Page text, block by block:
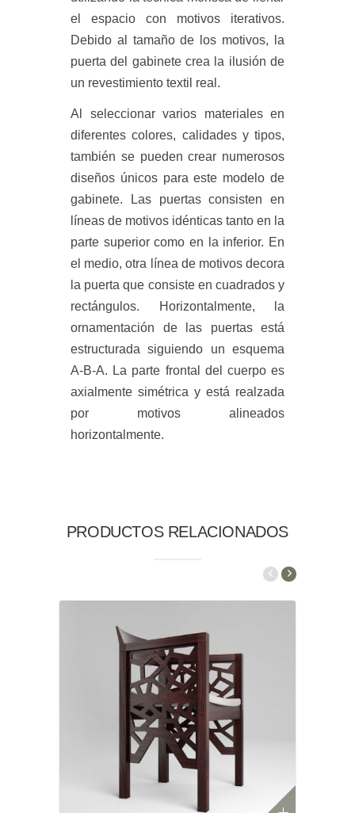
el espacio con motivos iterativos.
Debido al tamaño de los motivos, la
puerta del gabinete crea la ilusión de
un revestimiento textil real.
Al seleccionar varios materiales en
diferentes colores, calidades y tipos,
también se pueden crear numerosos
diseños únicos para este modelo de
gabinete. Las puertas consisten en
líneas de motivos idénticas tanto en la
parte superior como en la inferior. En
el medio, otra línea de motivos decora
la puerta que consiste en cuadrados y
rectángulos. Horizontalmente, la
ornamentación de las puertas está
estructurada siguiendo un esquema
A-B-A. La parte frontal del cuerpo es
axialmente simétrica y está realzada
por motivos alineados
horizontalmente.
PRODUCTOS RELACIONADOS